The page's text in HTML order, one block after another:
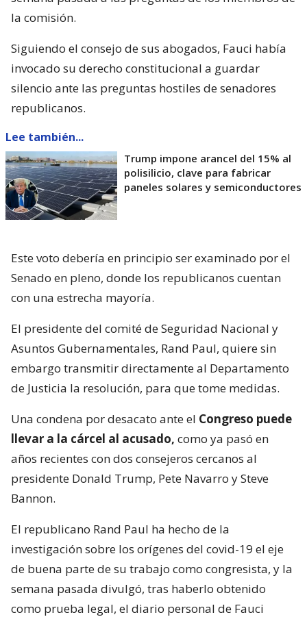
la comisión.
Siguiendo el consejo de sus abogados, Fauci había
invocado su derecho constitucional a guardar
silencio ante las preguntas hostiles de senadores
republicanos.
Lee también...
Trump impone arancel del 15% al
polisilicio, clave para fabricar
paneles solares y semiconductores
Este voto debería en principio ser examinado por el
Senado en pleno, donde los republicanos cuentan
con una estrecha mayoría.
El presidente del comité de Seguridad Nacional y
Asuntos Gubernamentales, Rand Paul, quiere sin
embargo transmitir directamente al Departamento
de Justicia la resolución, para que tome medidas.
Una condena por desacato ante el Congreso puede
llevar a la cárcel al acusado, como ya pasó en
años recientes con dos consejeros cercanos al
presidente Donald Trump, Pete Navarro y Steve
Bannon.
El republicano Rand Paul ha hecho de la
investigación sobre los orígenes del covid-19 el eje
de buena parte de su trabajo como congresista, y la
semana pasada divulgó, tras haberlo obtenido
como prueba legal, el diario personal de Fauci